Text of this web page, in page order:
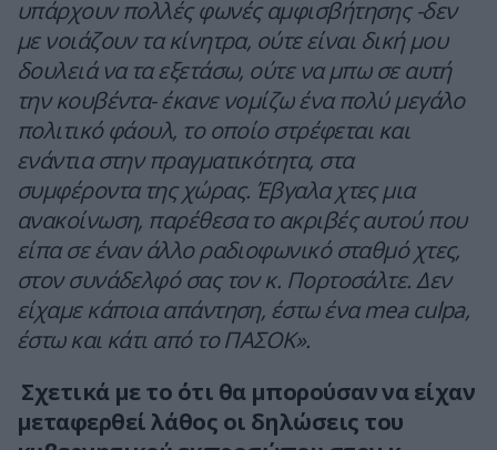
υπάρχουν πολλές φωνές αμφισβήτησης -δεν
με νοιάζουν τα κίνητρα, ούτε είναι δική μου
δουλειά να τα εξετάσω, ούτε να μπω σε αυτή
την κουβέντα- έκανε νομίζω ένα πολύ μεγάλο
πολιτικό φάουλ, το οποίο στρέφεται και
ενάντια στην πραγματικότητα, στα
συμφέροντα της χώρας. Έβγαλα χτες μια
ανακοίνωση, παρέθεσα το ακριβές αυτού που
είπα σε έναν άλλο ραδιοφωνικό σταθμό χτες,
στον συνάδελφό σας τον κ. Πορτοσάλτε. Δεν
είχαμε κάποια απάντηση, έστω ένα mea culpa,
έστω και κάτι από το ΠΑΣΟΚ».
Σχετικά με το ότι θα μπορούσαν να είχαν
μεταφερθεί λάθος οι δηλώσεις του